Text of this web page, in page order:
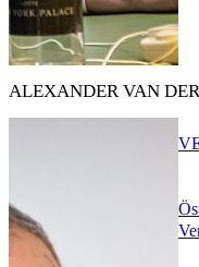
ALEXANDER VAN